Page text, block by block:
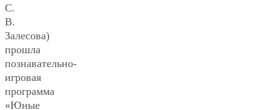
С.
В.
Залесова)
прошла
познавательно-
игровая
программа
«Юные